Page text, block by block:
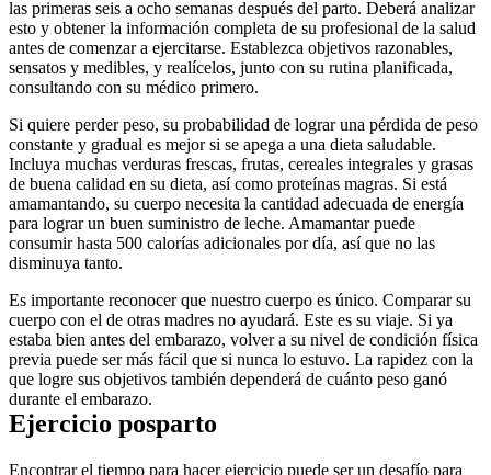
las primeras seis a ocho semanas después del parto. Deberá analizar
esto y obtener la información completa de su profesional de la salud
antes de comenzar a ejercitarse. Establezca objetivos razonables,
sensatos y medibles, y realícelos, junto con su rutina planificada,
consultando con su médico primero.
Si quiere perder peso, su probabilidad de lograr una pérdida de peso
constante y gradual es mejor si se apega a una dieta saludable.
Incluya muchas verduras frescas, frutas, cereales integrales y grasas
de buena calidad en su dieta, así como proteínas magras. Si está
amamantando, su cuerpo necesita la cantidad adecuada de energía
para lograr un buen suministro de leche. Amamantar puede
consumir hasta 500 calorías adicionales por día, así que no las
disminuya tanto.
Es importante reconocer que nuestro cuerpo es único. Comparar su
cuerpo con el de otras madres no ayudará. Este es su viaje. Si ya
estaba bien antes del embarazo, volver a su nivel de condición física
previa puede ser más fácil que si nunca lo estuvo. La rapidez con la
que logre sus objetivos también dependerá de cuánto peso ganó
durante el embarazo.
Ejercicio posparto
Encontrar el tiempo para hacer ejercicio puede ser un desafío para